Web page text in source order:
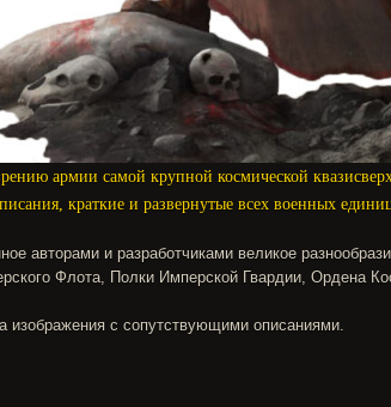
армии самой крупной космической
краткие и развернутые всех военных
авторами и разработчиками великое
Флота, Полки Имперской Гвардии, Ордена
изображения с сопутствующими описаниями.